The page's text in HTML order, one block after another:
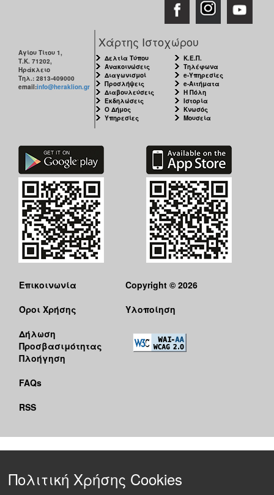
Αγίου Τίτου 1,
Τ.Κ. 71202,
Ηράκλειο
Τηλ.: 2813-409000
email:info@heraklion.gr
Χάρτης Ιστοχώρου
Δελτία Τύπου
Ανακοινώσεις
Διαγωνισμοί
Προσλήψεις
Διαβουλεύσεις
Εκδηλώσεις
Ο Δήμος
Υπηρεσίες
Κ.Ε.Π.
Τηλέφωνα
e-Υπηρεσίες
e-Αιτήματα
Η Πόλη
Ιστορία
Κνωσός
Μουσεία
Επικοινωνία
Όροι Χρήσης
Δήλωση
Προσβασιμότητας
Πλοήγηση
FAQs
RSS
Copyright © 2026
Υλοποίηση
Πολιτική Χρήσης Cookies